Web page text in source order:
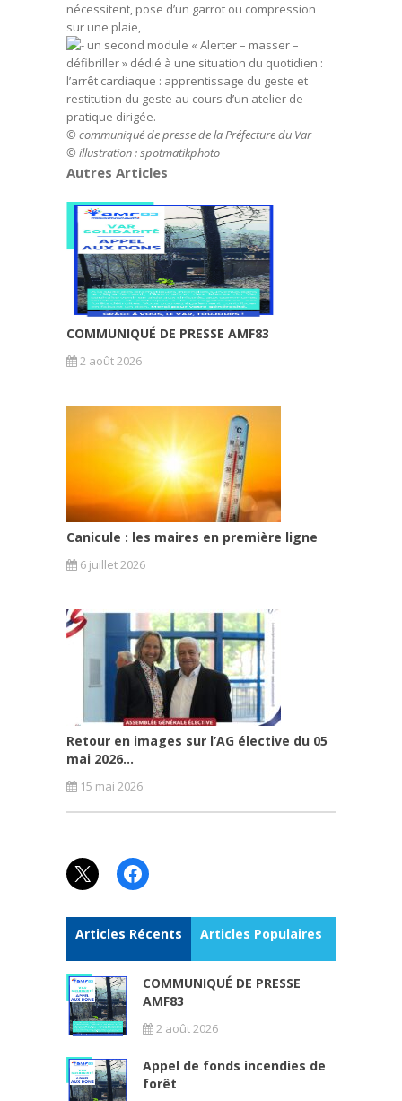
nécessitent, pose d’un garrot ou compression
sur une plaie,
un second module « Alerter – masser –
défibriller » dédié à une situation du quotidien :
l’arrêt cardiaque : apprentissage du geste et
restitution du geste au cours d’un atelier de
pratique dirigée.
© communiqué de presse de la Préfecture du Var
© illustration : spotmatikphoto
Autres Articles
COMMUNIQUÉ DE PRESSE AMF83
2 août 2026
Canicule : les maires en première ligne
6 juillet 2026
Retour en images sur l’AG élective du 05
mai 2026...
15 mai 2026
X Facebook
Articles Récents Articles Populaires
COMMUNIQUÉ DE PRESSE
AMF83
2 août 2026
Appel de fonds incendies de
forêt